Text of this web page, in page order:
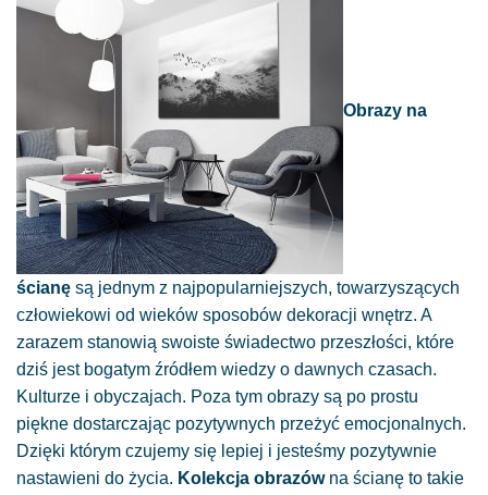
produktu
Obrazy na
ścianę są jednym z najpopularniejszych, towarzyszących
człowiekowi od wieków sposobów dekoracji wnętrz. A
zarazem stanowią swoiste świadectwo przeszłości, które
dziś jest bogatym źródłem wiedzy o dawnych czasach.
Kulturze i obyczajach. Poza tym obrazy są po prostu
piękne dostarczając pozytywnych przeżyć emocjonalnych.
Dzięki którym czujemy się lepiej i jesteśmy pozytywnie
nastawieni do życia. Kolekcja obrazówna ścianę to takie